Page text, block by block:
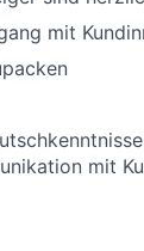
mit
mit